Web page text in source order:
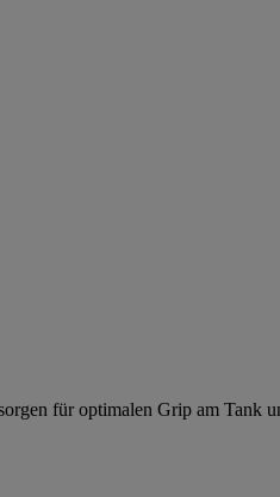
für optimalen Grip am Tank